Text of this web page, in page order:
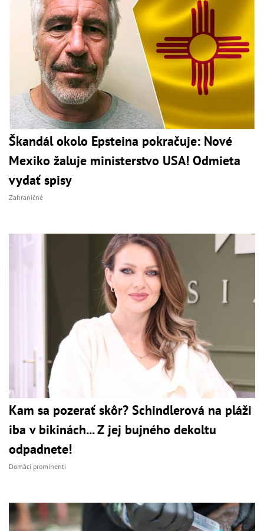
Škandál okolo Epsteina pokračuje: Nové
Mexiko žaluje ministerstvo USA! Odmieta
vydať spisy
Zahraničné
Kam sa pozerať skôr? Schindlerová na pláži
iba v bikinách... Z jej bujného dekoltu
odpadnete!
Domáci prominenti